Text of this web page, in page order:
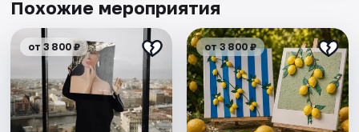
Похожие мероприятия
от 3 800 ₽ от 3 800 ₽